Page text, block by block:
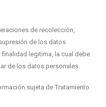
de recolección,
de los datos
legitima, la cual debe
de los datos personales.
sujeta de Tratamiento